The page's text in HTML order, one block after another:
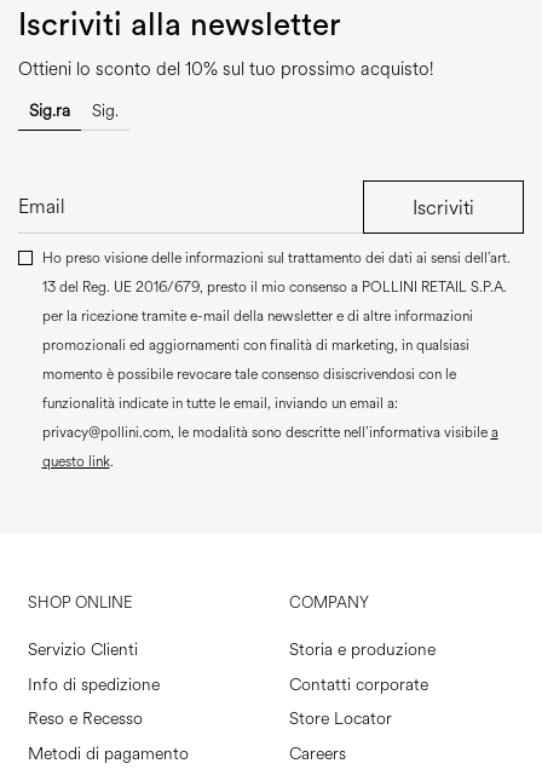
Iscriviti alla newsletter
Ottieni lo sconto del 10% sul tuo prossimo acquisto!
Sig.ra Sig.
Iscriviti
Ho preso visione delle informazioni sul trattamento dei dati ai sensi dell’art.
13 del Reg. UE 2016/679, presto il mio consenso a POLLINI RETAIL S.P.A.
per la ricezione tramite e-mail della newsletter e di altre informazioni
promozionali ed aggiornamenti con finalità di marketing, in qualsiasi
momento è possibile revocare tale consenso disiscrivendosi con le
funzionalità indicate in tutte le email, inviando un email a:
privacy@pollini.com, le modalità sono descritte nell’informativa visibilea
questo link.
SHOP ONLINE
Servizio Clienti
Info di spedizione
Reso e Recesso
Metodi di pagamento
COMPANY
Storia e produzione
Contatti corporate
Store Locator
Careers